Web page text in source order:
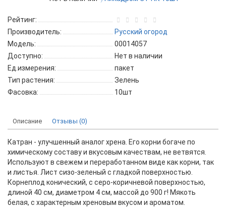
Рейтинг:
Производитель:
Русский огород
Модель:
00014057
Доступно:
Нет в наличии
Ед.измерения:
пакет
Тип растения:
Зелень
Фасовка:
10шт
Описание Отзывы (0)
Катран - улучшенный аналог хрена. Его корни богаче по
химическому составу и вкусовым качествам, не ветвятся.
Используют в свежем и переработанном виде как корни, так
и листья. Лист сизо-зеленый с гладкой поверхностью.
Корнеплод конический, с серо-коричневой поверхностью,
длиной 40 см, диаметром 4 см, массой до 900 г! Мякоть
белая, с характерным хреновым вкусом и ароматом.